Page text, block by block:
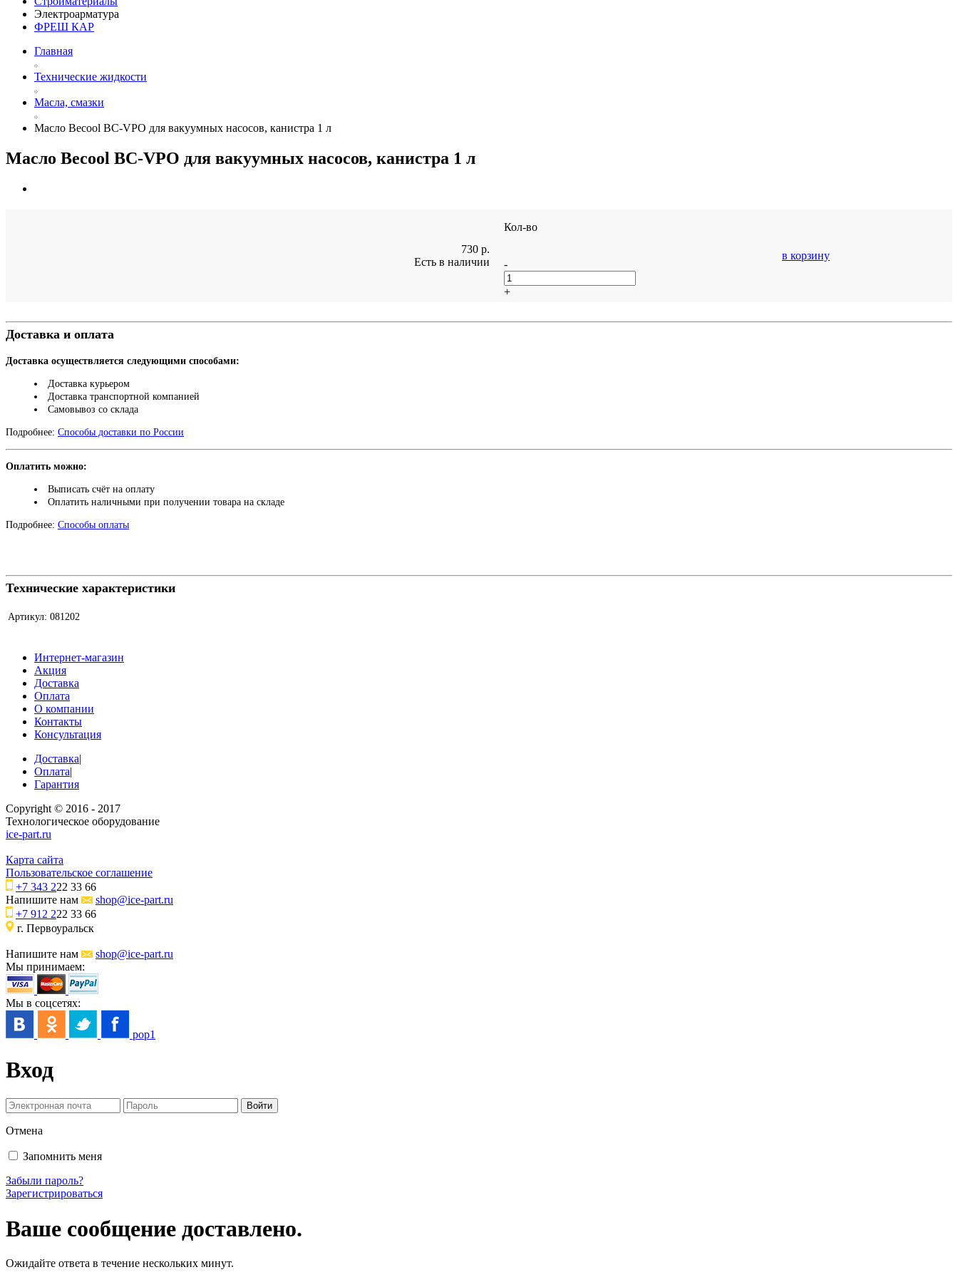
Электроарматура
ФРЕШ КАР
Главная
Технические жидкости
Масла, смазки
Масло Becool BC-VPO для вакуумных насосов, канистра 1 л
Масло Becool BC-VPO для вакуумных насосов, канистра 1 л
730 р.
Есть в наличии
Кол-во
-
+
в корзину
Доставка и оплата
Доставка осуществляется следующими способами:
Доставка курьером
Доставка транспортной компанией
Самовывоз со склада
Подробнее: Способы доставки по России
Оплатить можно:
Выписать счёт на оплату
Оплатить наличными при получении товара на складе
Подробнее: Способы оплаты
Технические характеристики
Артикул: 081202
Интернет-магазин
Акция
Доставка
Оплата
О компании
Контакты
Консультация
Доставка|
Оплата|
Гарантия
Copyright © 2016 - 2017
Технологическое оборудование
ice-part.ru
Карта сайта
Пользовательское соглашение
+7 343 222 33 66
Напишите нам
shop@ice-part.ru
+7 912 222 33 66
г. Первоуральск
Напишите нам
shop@ice-part.ru
Мы принимаем:
Мы в соцсетях:
pop1
Вход
Отмена
Запомнить меня
Забыли пароль?
Зарегистрироваться
Ваше сообщение доставлено.
Ожидайте ответа в течение нескольких минут.